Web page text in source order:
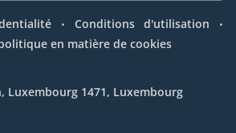
. Conditions d'utilisation .
en matière de cookies
Luxembourg 1471, Luxembourg